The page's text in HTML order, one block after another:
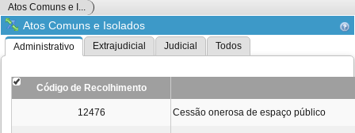
Atos Comuns e I...
Atos Comuns e Isolados
Administrativo Extrajudicial Judicial Todos
Código de Recolhimento
12476 Cessão onerosa de espaço público